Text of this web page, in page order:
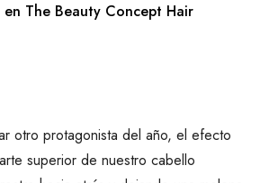
en The Beauty Concept Hair
otro protagonista del año, el efecto
superior de nuestro cabello